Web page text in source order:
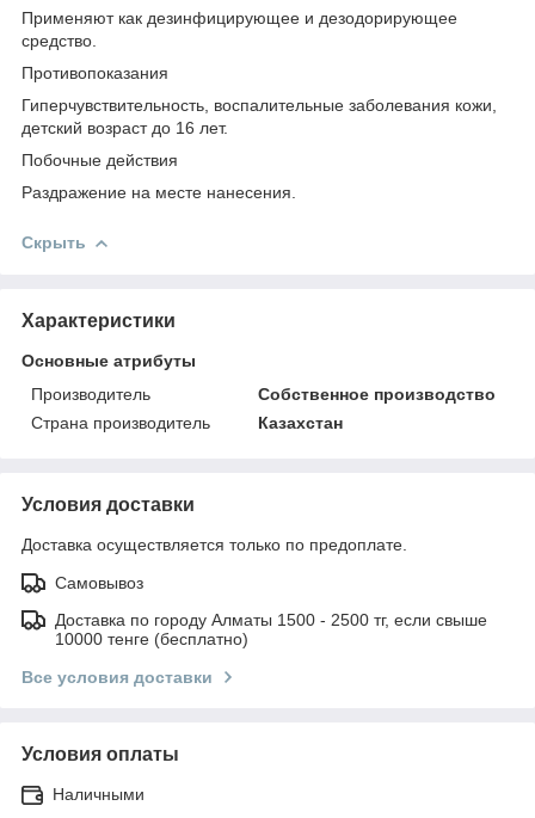
Применяют как дезинфицирующее и дезодорирующее
средство.
Противопоказания
Гиперчувствительность, воспалительные заболевания кожи,
детский возраст до 16 лет.
Побочные действия
Раздражение на месте нанесения.
Скрыть
Характеристики
Основные атрибуты
Производитель
Собственное производство
Страна производитель
Казахстан
Условия доставки
Доставка осуществляется только по предоплате.
Самовывоз
Доставка по городу Алматы 1500 - 2500 тг, если свыше
10000 тенге (бесплатно)
Все условия доставки
Условия оплаты
Наличными